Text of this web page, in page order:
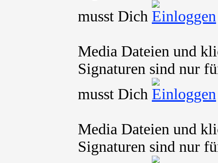
musst Dich
Media Dateien und
Signaturen sind nur
musst Dich
Media Dateien und
Signaturen sind nur